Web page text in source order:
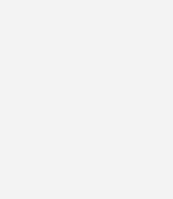
mit dem K&L
Sie regelmäßig von uns
Neuigkeiten, gebündelt und